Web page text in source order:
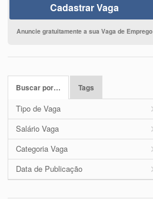
Cadastrar Vaga
Anuncie gratuitamente a sua Vaga de Emprego
Buscar por… Tags
Tipo de Vaga
Salário Vaga
Categoria Vaga
Data de Publicação